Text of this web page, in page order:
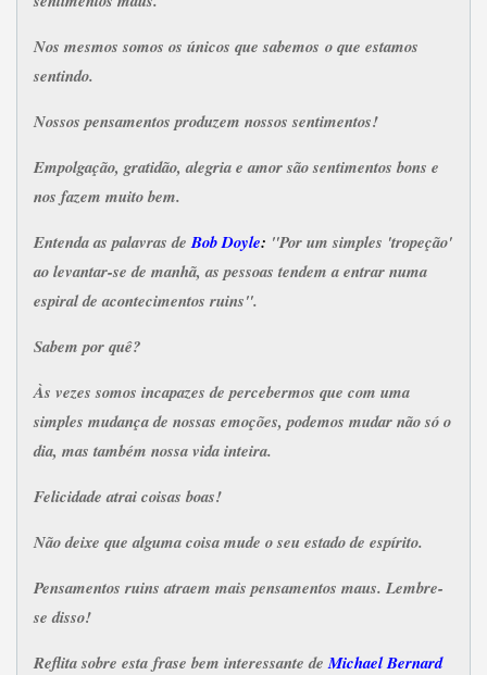
Nos mesmos somos os únicos que sabemos o que estamos
sentindo.
Nossos pensamentos produzem nossos sentimentos!
Empolgação, gratidão, alegria e amor são sentimentos bons e
nos fazem muito bem.
Entenda as palavras deBob Doyle: "Por um simples 'tropeção'
ao levantar-se de manhã, as pessoas tendem a entrar numa
espiral de acontecimentos ruins".
Sabem por quê?
Às vezes somos incapazes de percebermos que com uma
simples mudança de nossas emoções, podemos mudar não só o
dia, mas também nossa vida inteira.
Felicidade atrai coisas boas!
Não deixe que alguma coisa mude o seu estado de espírito.
Pensamentos ruins atraem mais pensamentos maus. Lembre-
se disso!
Reflita sobre esta frase bem interessante deMichael Bernard